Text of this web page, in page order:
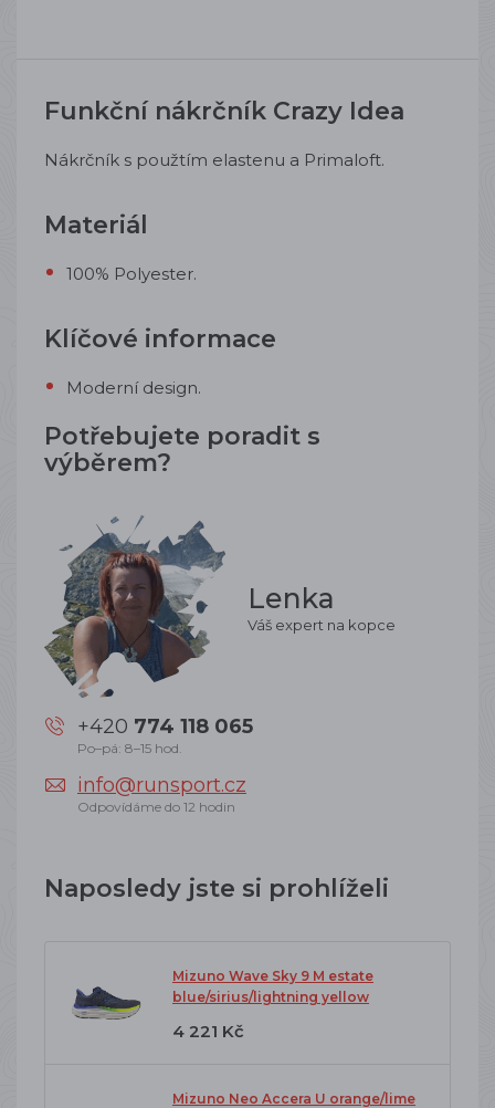
Funkční nákrčník Crazy Idea
Nákrčník s použtím elastenu a Primaloft.
Materiál
100% Polyester.
Klíčové informace
Moderní design.
Potřebujete poradit s
výběrem?
Lenka
Váš expert na kopce
+420 774 118 065
Po–pá: 8–15 hod.
info@runsport.cz
Odpovídáme do 12 hodin
Naposledy jste si prohlíželi
Mizuno Wave Sky 9 M estate
blue/sirius/lightning yellow
4 221 Kč
Mizuno Neo Accera U orange/lime